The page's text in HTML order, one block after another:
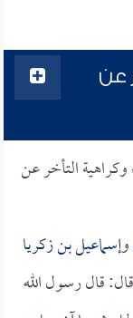
عن
التأخر عن
وإسماعيل بن زكريا
قال: قال رسول الله